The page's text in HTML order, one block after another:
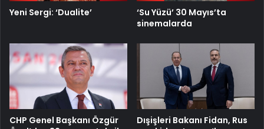
Yeni Sergi: ‘Dualite’
‘Su Yüzü’ 30 Mayıs’ta
sinemalarda
CHP Genel Başkanı Özgür
Dışişleri Bakanı Fidan, Rus